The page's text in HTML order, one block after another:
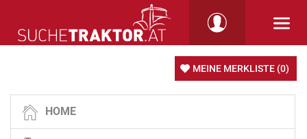
MEINE MERKLISTE (0)
HOME